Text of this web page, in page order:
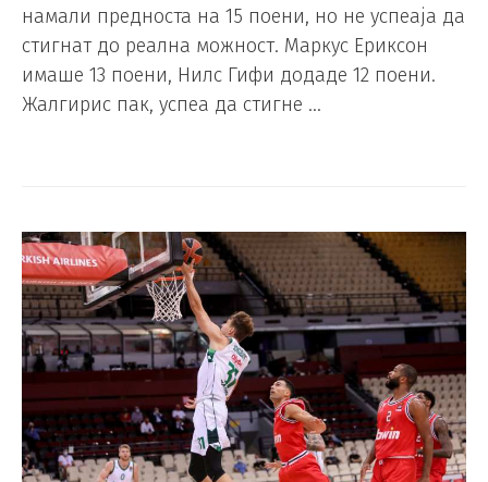
намали предноста на 15 поени, но не успеаја да
стигнат до реална можност. Маркус Ериксон
имаше 13 поени, Нилс Гифи додаде 12 поени.
Жалгирис пак, успеа да стигне …